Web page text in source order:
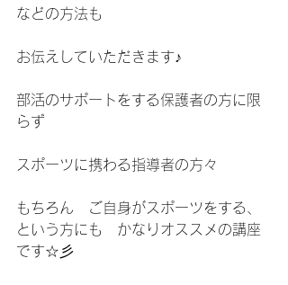
などの方法も
お伝えしていただきます♪
部活のサポートをする保護者の方に限
らず
スポーツに携わる指導者の方々
もちろん　ご自身がスポーツをする、
という方にも　かなりオススメの講座
です☆彡